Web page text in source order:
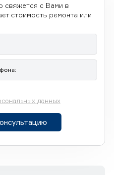
свяжется с Вами в
стоимость ремонта или
данных